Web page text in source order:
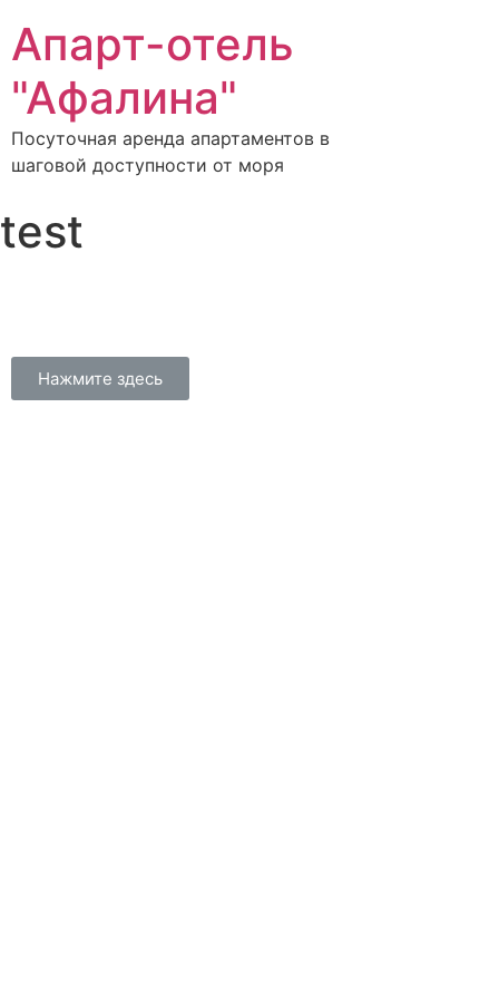
Апарт-отель
"Афалина"
Посуточная аренда апартаментов в
шаговой доступности от моря
test
Нажмите здесь